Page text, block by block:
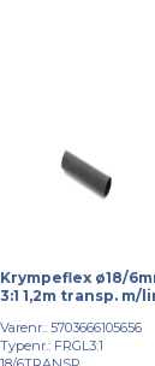
Krympeflex ø18/
3:1 1,2m transp. m/
Varenr.: 5703666105656
Typenr.: FRGL3:1